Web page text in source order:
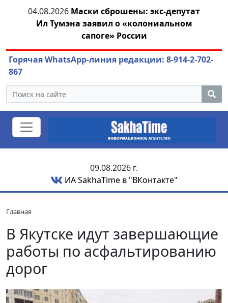
04.08.2026 Маски сброшены: экс-депутат
Ил Тумэна заявил о «колониальном
сапоге» России
Горячая WhatsApp-линия редакции: 8-914-2-702-
867
09.08.2026 г.
ИА SakhaTime в "ВКонтакте"
Главная
В Якутске идут завершающие
работы по асфальтированию
дорог